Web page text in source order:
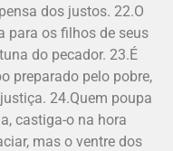
dos justos. 22.O
para os filhos de seus
do pecador. 23.É
preparado pelo pobre,
24.Quem poupa
castiga-o na hora
mas o ventre dos